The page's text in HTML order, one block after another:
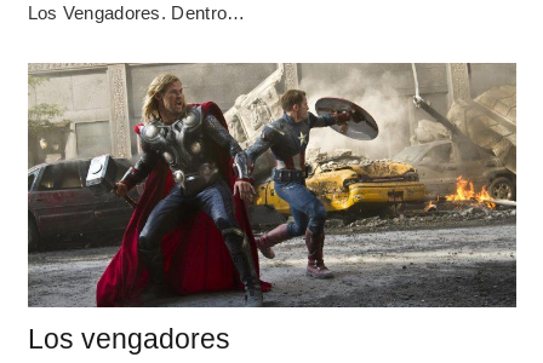
Los Vengadores. Dentro…
Los vengadores